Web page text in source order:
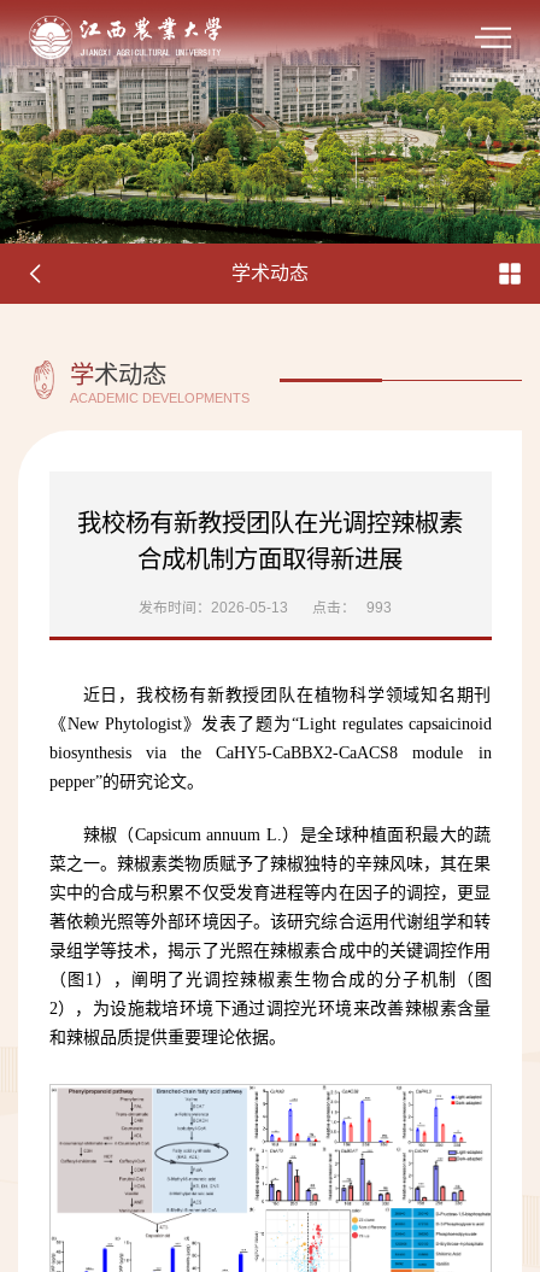
学术动态
学术动态
ACADEMIC DEVELOPMENTS
我校杨有新教授团队在光调控辣椒素
合成机制方面取得新进展
发布时间：2026-05-13 点击： 993
近日，我校杨有新教授团队在植物科学领域知名期刊
《New Phytologist》发表了题为“Light regulates capsaicinoid
biosynthesis via the CaHY5-CaBBX2-CaACS8 module in
pepper”的研究论文。
辣椒（Capsicum annuum L.）是全球种植面积最大的蔬
菜之一。辣椒素类物质赋予了辣椒独特的辛辣风味，其在果
实中的合成与积累不仅受发育进程等内在因子的调控，更显
著依赖光照等外部环境因子。该研究综合运用代谢组学和转
录组学等技术，揭示了光照在辣椒素合成中的关键调控作用
（图1），阐明了光调控辣椒素生物合成的分子机制（图
2），为设施栽培环境下通过调控光环境来改善辣椒素含量
和辣椒品质提供重要理论依据。